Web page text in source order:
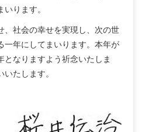
ります。
、社会の幸せを実現し、次の世
一年にしてまいります。本年が
となりますよう祈念いたしま
たします。